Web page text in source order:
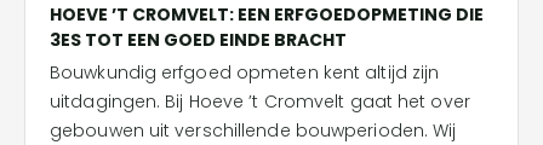
HOEVE ’T CROMVELT: EEN ERFGOEDOPMETING DIE
3ES TOT EEN GOED EINDE BRACHT
Bouwkundig erfgoed opmeten kent altijd zijn
uitdagingen. Bij Hoeve ’t Cromvelt gaat het over
gebouwen uit verschillende bouwperioden. Wij